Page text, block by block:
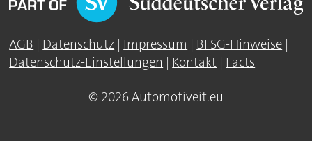
AGB | Datenschutz | Impressum | BFSG-Hinweise |
Datenschutz-Einstellungen | Kontakt | Facts
© 2026 Automotiveit.eu